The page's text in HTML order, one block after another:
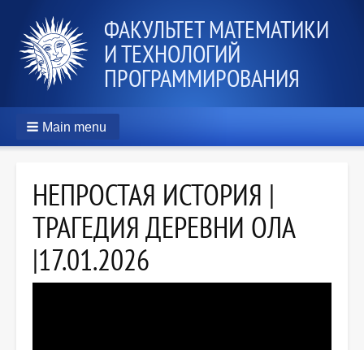
ФАКУЛЬТЕТ МАТЕМАТИКИ
И ТЕХНОЛОГИЙ
ПРОГРАММИРОВАНИЯ
Main menu
НЕПРОСТАЯ ИСТОРИЯ |
ТРАГЕДИЯ ДЕРЕВНИ ОЛА
|17.01.2026